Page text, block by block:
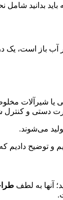
بدانید
باز است، یک
یا شیرآلات
دستی و
می‌شوند.
و توضیح دادیم
آنها به لطف